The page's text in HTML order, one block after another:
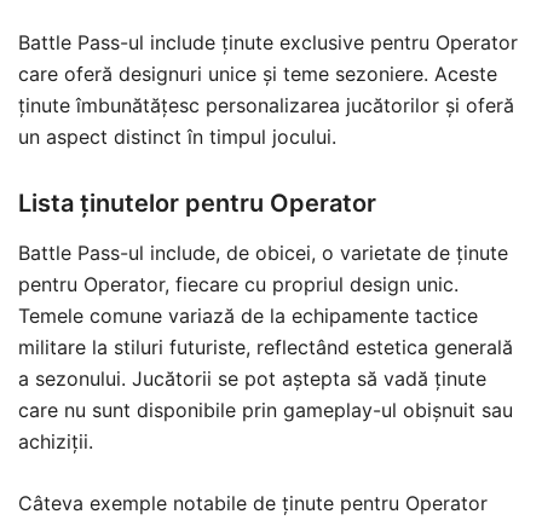
Battle Pass-ul include ținute exclusive pentru Operator
care oferă designuri unice și teme sezoniere. Aceste
ținute îmbunătățesc personalizarea jucătorilor și oferă
un aspect distinct în timpul jocului.
Lista ținutelor pentru Operator
Battle Pass-ul include, de obicei, o varietate de ținute
pentru Operator, fiecare cu propriul design unic.
Temele comune variază de la echipamente tactice
militare la stiluri futuriste, reflectând estetica generală
a sezonului. Jucătorii se pot aștepta să vadă ținute
care nu sunt disponibile prin gameplay-ul obișnuit sau
achiziții.
Câteva exemple notabile de ținute pentru Operator